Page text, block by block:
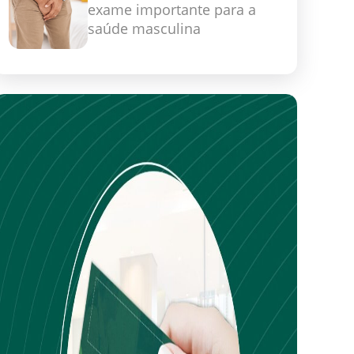
exame importante para a
saúde masculina